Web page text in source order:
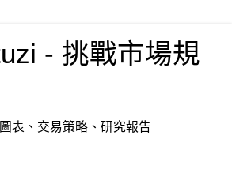
- 挑戰市場規
表、交易策略、研究報告